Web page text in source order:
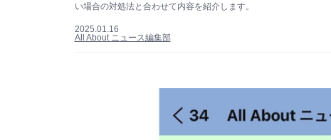
い場合の対処法と合わせて内容を紹介します。
2025.01.16
All About ニュース編集部